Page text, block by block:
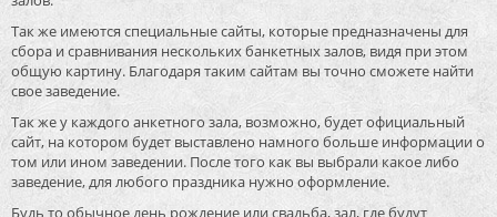
Так же имеются специальные сайты, которые предназначены для
сбора и сравнивания нескольких банкетных залов, видя при этом
общую картину. Благодаря таким сайтам вы точно сможете найти
свое заведение.
Так же у каждого анкетного зала, возможно, будет официальный
сайт, на котором будет выставлено намного больше информации о
том или ином заведении. После того как вы выбрали какое либо
заведение, для любого праздника нужно оформление.
Будь то обычное день рождение или свадьба, зал, где будут